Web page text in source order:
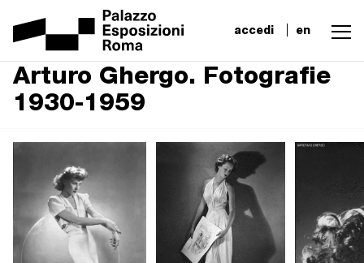
accedi en
Arturo Ghergo. Fotografie
1930-1959